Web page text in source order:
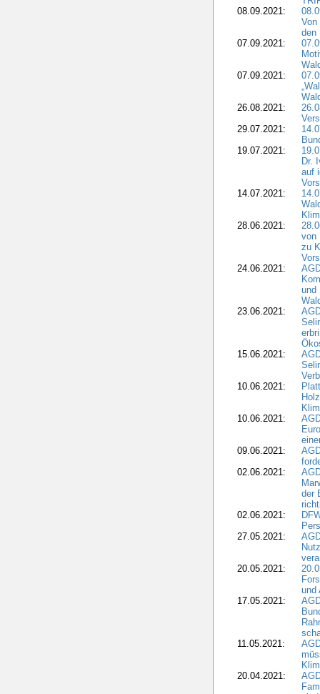
08.09.2021:
den
07.09.2021:
07.09.2021:
26.08.2021:
29.07.2021:
19.07.2021:
Dr.
auf
14.07.2021:
28.06.2021:
von
zu
24.06.2021:
und
23.06.2021:
15.06.2021:
10.06.2021:
10.06.2021:
09.06.2021:
02.06.2021:
der
02.06.2021:
27.05.2021:
20.05.2021:
und
17.05.2021:
11.05.2021:
20.04.2021: